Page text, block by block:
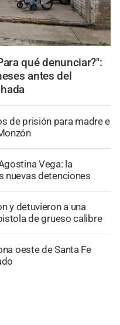
qué denunciar?":
antes del
de prisión para madre e
Vega: la
nuevas detenciones
y detuvieron a una
de grueso calibre
oeste de Santa Fe